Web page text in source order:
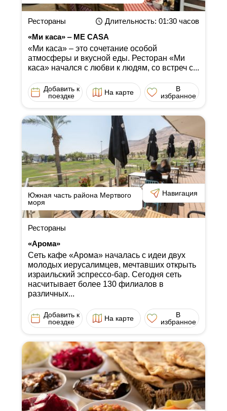
Рестораны Длительность: 01:30часов
«Ми каса» ‒ ME CASA
«Ми каса» ‒ это сочетание особой
атмосферы и вкусной еды. Ресторан «Ми
каса» начался с любви к людям, со встреч с...
Добавить к
поездке
На карте
В
избранное
Южная часть района Мертвого
моря
Навигация
Рестораны
«Арома»
Сеть кафе «Арома» началась с идеи двух
молодых иерусалимцев, мечтавших открыть
израильский эспрессо-бар. Сегодня сеть
насчитывает более 130 филиалов в
различных...
Добавить к
поездке
На карте
В
избранное